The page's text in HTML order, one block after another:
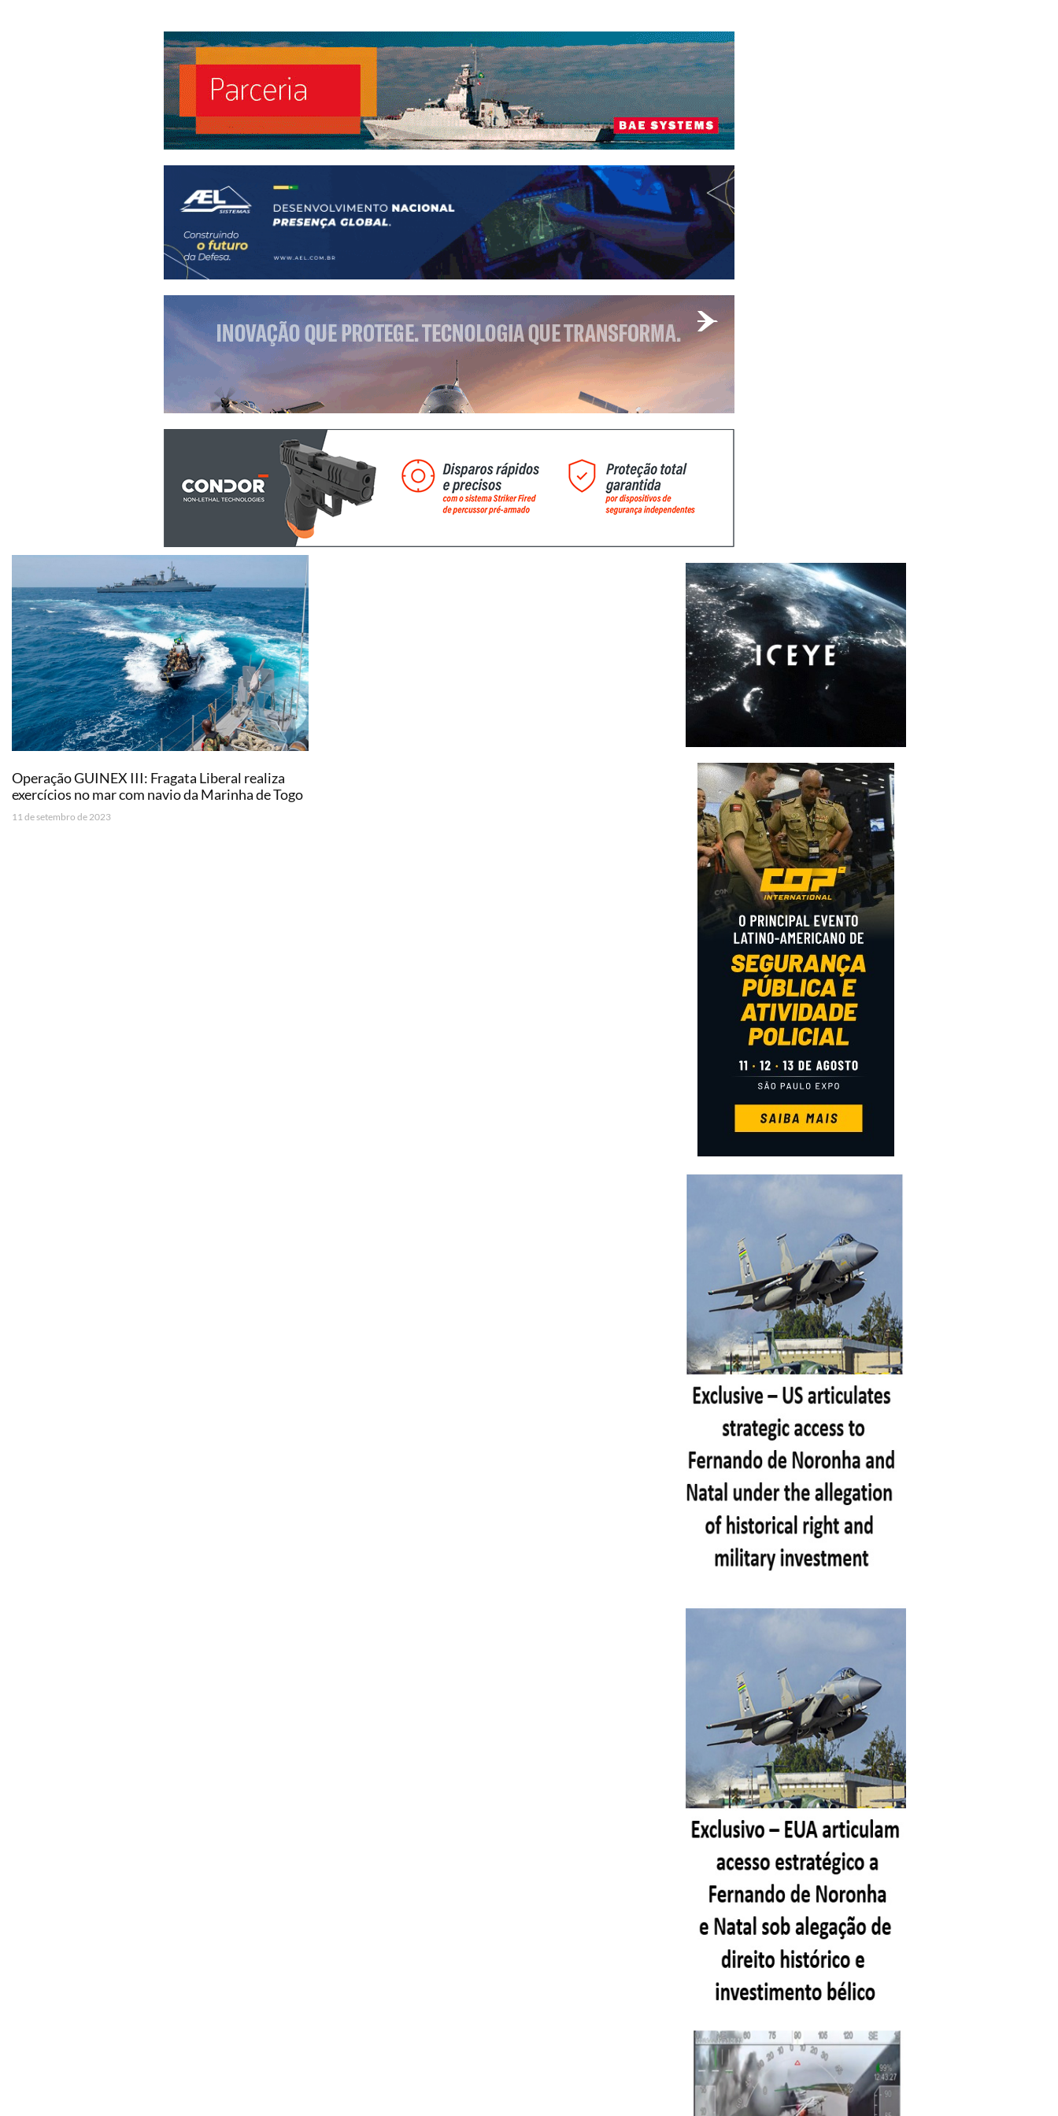
Operação GUINEX III: Fragata Liberal realiza
exercícios no mar com navio da Marinha de Togo
11 de setembro de 2023